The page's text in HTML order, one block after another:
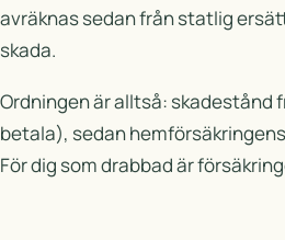
avräknas sedan från statlig
skada.
Ordningen är alltså: skadestånd
betala), sedan
För dig som drabbad är